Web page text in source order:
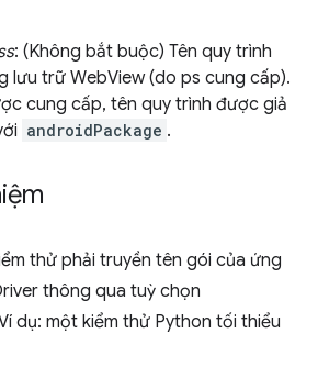
: (Không bắt buộc) Tên quy trình
lưu trữ WebView (do ps cung cấp).
cung cấp, tên quy trình được giả
androidPackage .
thử phải truyền tên gói của ứng
thông qua tuỳ chọn
dụ: một kiểm thử Python tối thiểu